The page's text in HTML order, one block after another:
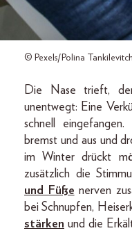
© Pexels/Polina Tankilevitch
Die Nase trieft,
unentwegt: Eine
schnell
bremst und aus und
im Winter drückt
zusätzlich die
und Füße nerven
bei Schnupfen,
stärken und die